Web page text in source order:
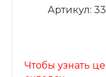
Артикул:
Чтобы узнать